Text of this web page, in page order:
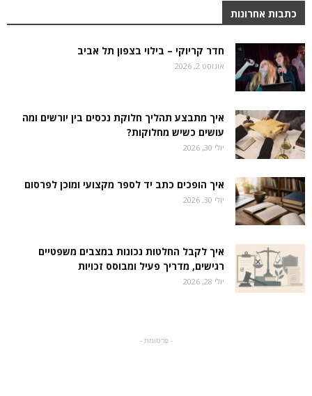
כתבות אחרונות
חדר קריוקי – בילוי בצפון תל אביב
אוגוסט 2, 2026
איך מתבצע תהליך חלוקת נכסים בין יורשים ומה
עושים כשיש מחלוקות?
יולי 30, 2026
איך הופכים כתב יד לספר מקצועי ומוכן לפרסום
יולי 30, 2026
איך לקבל החלטות נכונות במצבים משפטיים
רגישים, מדריך פעיל ומבוסס זכויות
יולי 28, 2026
- פרסומת -